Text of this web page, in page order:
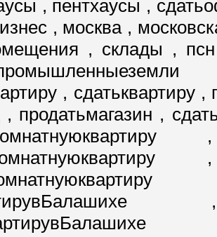
, пентхаусы ,
, москва ,
, склады ,
, сдатьквартиру
, продатьмагазин ,